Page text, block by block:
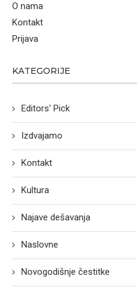
O nama
Kontakt
Prijava
KATEGORIJE
Editors' Pick
Izdvajamo
Kontakt
Kultura
Najave dešavanja
Naslovne
Novogodišnje čestitke